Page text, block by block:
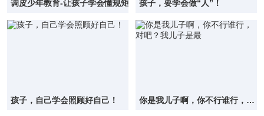
调皮少年教育-让孩子学会懂规矩 孩子，要学会做“人”！
孩子，自己学会照顾好自己！
你是我儿子啊，你不行谁行，对